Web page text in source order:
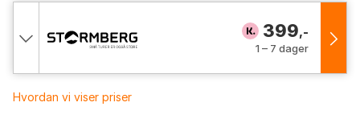
399,-
1 – 7 dager
Hvordan vi viser priser